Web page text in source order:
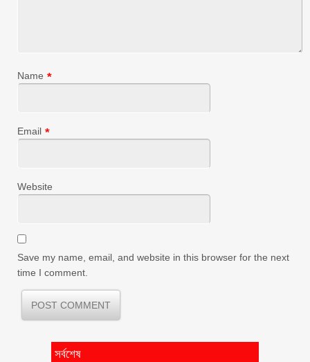
Name *
Email *
Website
Save my name, email, and website in this browser for the next
time I comment.
সর্বশেষ